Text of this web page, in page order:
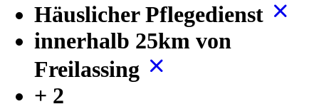
Häuslicher Pflegedienst
innerhalb 25km von
Freilassing
+ 2